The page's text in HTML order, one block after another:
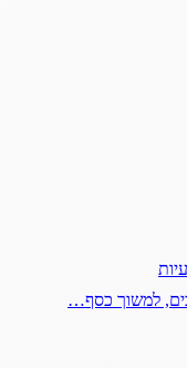
למשוך כסף…